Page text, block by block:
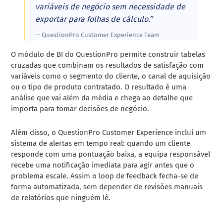
variáveis de negócio sem necessidade de
exportar para folhas de cálculo.”
— QuestionPro Customer Experience Team
O módulo de BI do QuestionPro permite construir tabelas
cruzadas que combinam os resultados de satisfação com
variáveis como o segmento do cliente, o canal de aquisição
ou o tipo de produto contratado. O resultado é uma
análise que vai além da média e chega ao detalhe que
importa para tomar decisões de negócio.
Além disso, o QuestionPro Customer Experience inclui um
sistema de alertas em tempo real: quando um cliente
responde com uma pontuação baixa, a equipa responsável
recebe uma notificação imediata para agir antes que o
problema escale. Assim o loop de feedback fecha-se de
forma automatizada, sem depender de revisões manuais
de relatórios que ninguém lê.